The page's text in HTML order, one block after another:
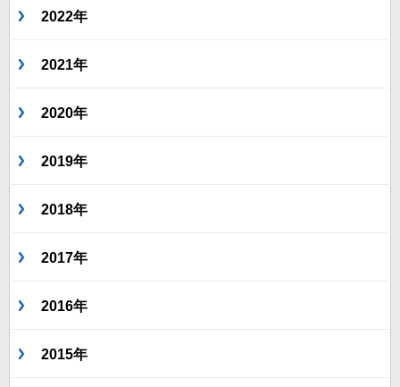
2022年
2021年
2020年
2019年
2018年
2017年
2016年
2015年